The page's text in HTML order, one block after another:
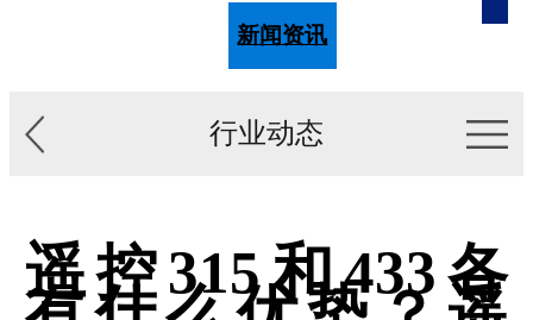
新闻资讯
行业动态
遥控315和433各